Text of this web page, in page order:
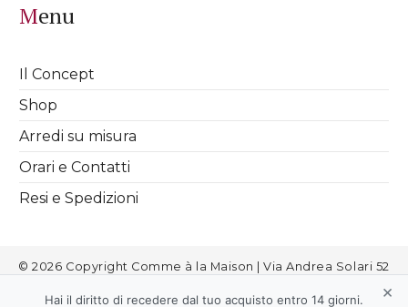
Menu
Il Concept
Shop
Arredi su misura
Orari e Contatti
Resi e Spedizioni
© 2026 Copyright Comme à la Maison | Via Andrea Solari 52
Informativa Privacy | Termini e Condizioni |
Aggiorna le
Hai il diritto di recedere dal tuo acquisto entro 14 giorni. ×